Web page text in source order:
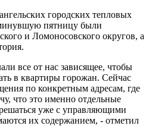
городских тепловых
пятницу были
и Ломоносовского округов, а
все от нас зависящее, чтобы
в квартиры горожан. Сейчас
по конкретным адресам, где
что это именно отдельные
уже с управляющими
их содержанием, - отметил